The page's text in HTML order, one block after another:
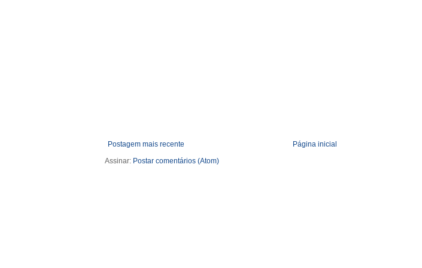
Postagem mais recente
Página inicial
Assinar: Postar comentários (Atom)